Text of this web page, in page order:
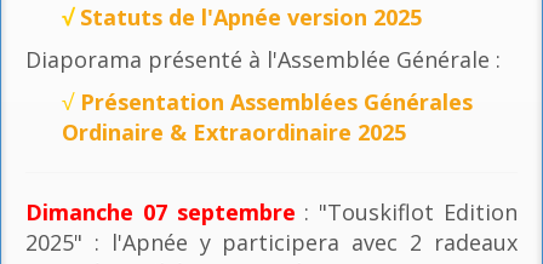
√ Statuts de l'Apnée version 2025
Diaporama présenté à l'Assemblée Générale :
√ Présentation Assemblées Générales
Ordinaire & Extraordinaire 2025
Dimanche 07 septembre : "Touskiflot Edition
2025" : l'Apnée y participera avec 2 radeaux